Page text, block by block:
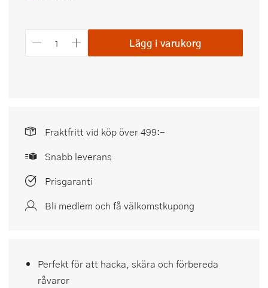
Lägg i varukorg
Fraktfritt vid köp över 499:-
Snabb leverans
Prisgaranti
Bli medlem och få välkomstkupong
Perfekt för att hacka, skära och förbereda
råvaror